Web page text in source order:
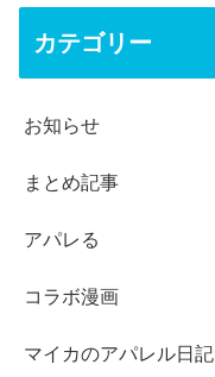
カテゴリー
お知らせ
まとめ記事
アパレる
コラボ漫画
マイカのアパレル日記